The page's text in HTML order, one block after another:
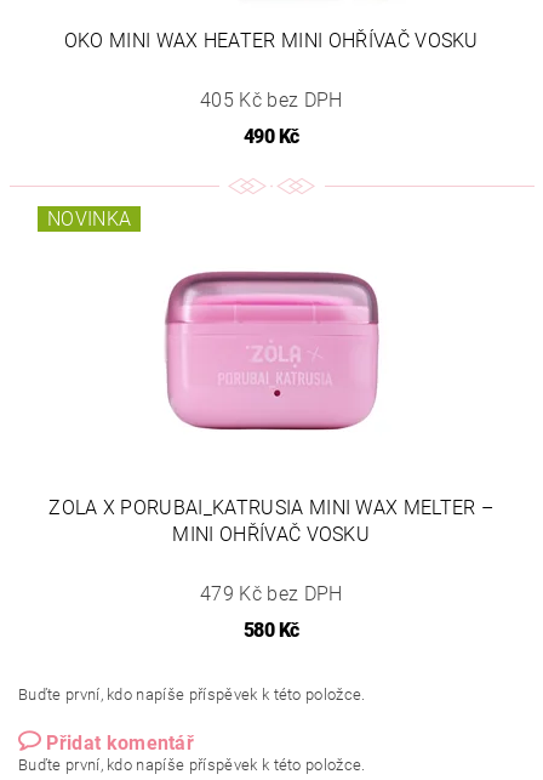
OKO MINI WAX HEATER MINI OHŘÍVAČ VOSKU
405 Kč bez DPH
490 Kč
NOVINKA
ZOLA X PORUBAI_KATRUSIA MINI WAX MELTER –
MINI OHŘÍVAČ VOSKU
479 Kč bez DPH
580 Kč
Buďte první, kdo napíše příspěvek k této položce.
Přidat komentář
Buďte první, kdo napíše příspěvek k této položce.